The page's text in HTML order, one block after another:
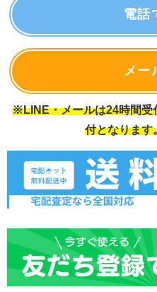
電話
メー
※LINE・メールは24時間受
付となります